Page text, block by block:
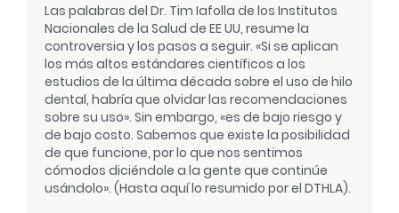
Las palabras del Dr. Tim Iafolla de los Institutos
Nacionales de la Salud de EE UU, resume la
controversia y los pasos a seguir. «Si se aplican
los más altos estándares científicos a los
estudios de la última década sobre el uso de hilo
dental, habría que olvidar las recomendaciones
sobre su uso». Sin embargo, «es de bajo riesgo y
de bajo costo. Sabemos que existe la posibilidad
de que funcione, por lo que nos sentimos
cómodos diciéndole a la gente que continúe
usándolo». (Hasta aquí lo resumido por el DTHLA).